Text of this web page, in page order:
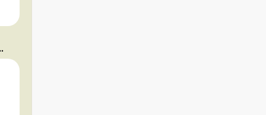
LINO Y CHÍA